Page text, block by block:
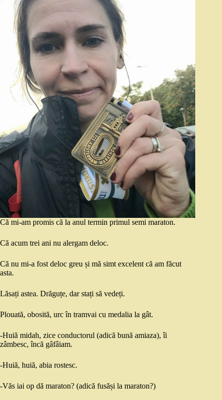
Că mi-am promis că la anul termin primul semi maraton.
Că acum trei ani nu alergam deloc.
Că nu mi-a fost deloc greu și mă simt excelent că am făcut
asta.
Lăsați astea. Drăguțe, dar stați să vedeți.
Plouată, obosită, urc în tramvai cu medalia la gât.
-Huiă midah, zice conductorul (adică bună amiaza), îi
zâmbesc, încă gâfâiam.
-Huiă, huiă, abia rostesc.
-Văs iai op dă maraton? (adică fusăși la maraton?)